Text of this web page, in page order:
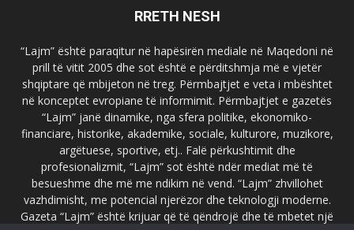
RRETH NESH
“Lajm” është paraqitur në hapësirën mediale në Maqedoni në
prill të vitit 2005 dhe sot është e përditshmja më e vjetër
shqiptare që mbijeton në treg. Përmbajtjet e veta i mbështet
në konceptet evropiane të informimit. Përmbajtjet e gazetës
“Lajm” janë dinamike, nga sfera politike, ekonomiko-
financiare, historike, akademike, sociale, kulturore, muzikore,
argëtuese, sportive, etj.. Falë përkushtimit dhe
profesionalizmit, “Lajm” sot është ndër mediat më të
besueshme dhe më me ndikim në vend. “Lajm” zhvillohet
vazhdimisht, me potencial njerëzor dhe teknologji moderne.
Gazeta “Lajm” është krijuar që të qëndrojë dhe të mbetet një